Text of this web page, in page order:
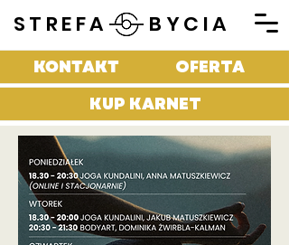
STREFA BYCIA
OFERTA
KONTAKT
KUP KARNET